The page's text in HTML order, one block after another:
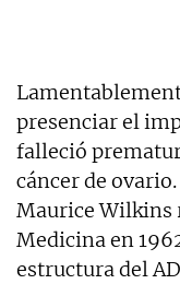
presenciar el
falleció
cáncer de
Maurice Wilkins
Medicina en
estructura del